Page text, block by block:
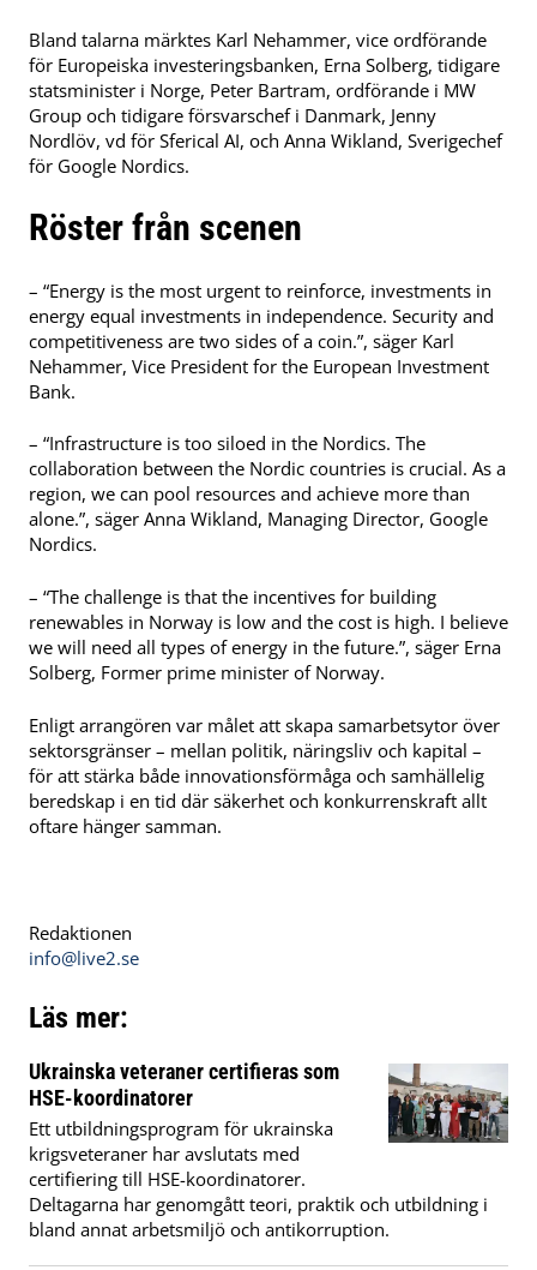
Bland talarna märktes Karl Nehammer, vice ordförande
för Europeiska investeringsbanken, Erna Solberg, tidigare
statsminister i Norge, Peter Bartram, ordförande i MW
Group och tidigare försvarschef i Danmark, Jenny
Nordlöv, vd för Sferical AI, och Anna Wikland, Sverigechef
för Google Nordics.
Röster från scenen
– “Energy is the most urgent to reinforce, investments in
energy equal investments in independence. Security and
competitiveness are two sides of a coin.”, säger Karl
Nehammer, Vice President for the European Investment
Bank.
– “Infrastructure is too siloed in the Nordics. The
collaboration between the Nordic countries is crucial. As a
region, we can pool resources and achieve more than
alone.”, säger Anna Wikland, Managing Director, Google
Nordics.
– “The challenge is that the incentives for building
renewables in Norway is low and the cost is high. I believe
we will need all types of energy in the future.”, säger Erna
Solberg, Former prime minister of Norway.
Enligt arrangören var målet att skapa samarbetsytor över
sektorsgränser – mellan politik, näringsliv och kapital –
för att stärka både innovationsförmåga och samhällelig
beredskap i en tid där säkerhet och konkurrenskraft allt
oftare hänger samman.
Redaktionen
info@live2.se
Läs mer:
Ukrainska veteraner certifieras som
HSE-koordinatorer
Ett utbildningsprogram för ukrainska
krigsveteraner har avslutats med
certifiering till HSE-koordinatorer.
Deltagarna har genomgått teori, praktik och utbildning i
bland annat arbetsmiljö och antikorruption.